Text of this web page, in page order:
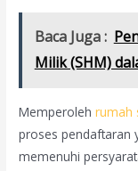
Baca Juga :
Milik (SHM)
Memperolehrumah
proses pendaftaran
memenuhi